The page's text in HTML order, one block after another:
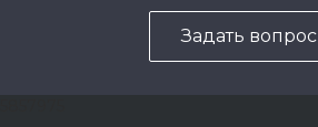
Задать вопрос